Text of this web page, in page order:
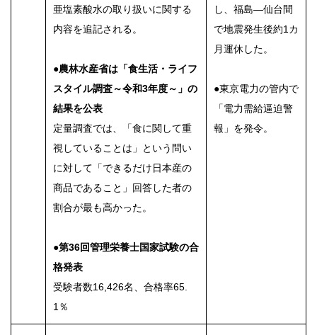
亜塩素酸水の取り扱いに関する
内容を追記される。
●農林水産省は「食生活・ライフ
スタイル調査～令和3年度～」の
結果を公表
定量調査では、「食に関して重
視していることは」という問い
に対して「できるだけ日本産の
商品であること」回答した者の
割合が最も高かった。
●第36回管理栄養士国家試験の合
格発表
受験者数16,426名、合格率65.
1％
し、福島―仙台間
で地震発生後約1カ
月運休した。
●東京電力の管内で
「電力需給逼迫警
報」を発令。